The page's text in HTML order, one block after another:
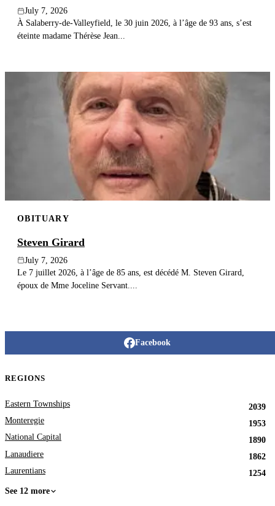
July 7, 2026
À Salaberry-de-Valleyfield, le 30 juin 2026, à l’âge de 93 ans, s’est
éteinte madame Thérèse Jean...
OBITUARY
Steven Girard
July 7, 2026
Le 7 juillet 2026, à l’âge de 85 ans, est décédé M. Steven Girard,
époux de Mme Joceline Servant....
Facebook
REGIONS
Eastern Townships
2039
Monteregie
1953
National Capital
1890
Lanaudiere
1862
Laurentians
1254
See 12 more